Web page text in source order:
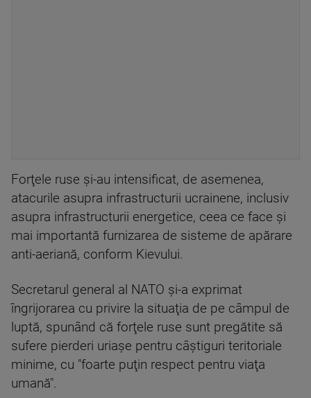
Forţele ruse şi-au intensificat, de asemenea,
atacurile asupra infrastructurii ucrainene, inclusiv
asupra infrastructurii energetice, ceea ce face şi
mai importantă furnizarea de sisteme de apărare
anti-aeriană, conform Kievului.
Secretarul general al NATO şi-a exprimat
îngrijorarea cu privire la situaţia de pe câmpul de
luptă, spunând că forţele ruse sunt pregătite să
sufere pierderi uriaşe pentru câştiguri teritoriale
minime, cu "foarte puţin respect pentru viaţa
umană".